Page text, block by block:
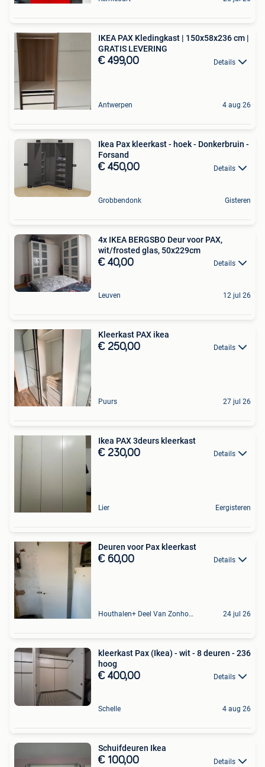
IKEA PAX Kledingkast | 150x58x236 cm |
GRATIS LEVERING
€ 499,00 Details
Antwerpen 4 aug 26
Ikea Pax kleerkast - hoek - Donkerbruin -
Forsand
€ 450,00 Details
Grobbendonk Gisteren
4x IKEA BERGSBO Deur voor PAX,
wit/frosted glas, 50x229cm
€ 40,00 Details
Leuven 12 jul 26
Kleerkast PAX ikea
€ 250,00 Details
Puurs 27 jul 26
Ikea PAX 3deurs kleerkast
€ 230,00 Details
Lier Eergisteren
Deuren voor Pax kleerkast
€ 60,00 Details
Houthalen+ Deel Van Zonhoven En Zolder 24 jul 26
kleerkast Pax (Ikea) - wit - 8 deuren - 236
hoog
€ 400,00 Details
Schelle 4 aug 26
Schuifdeuren Ikea
€ 100,00 Details